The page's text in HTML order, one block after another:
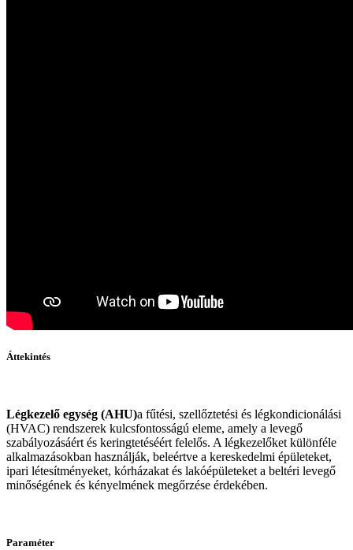
Áttekintés
Légkezelő egység (AHU)a fűtési, szellőztetési és légkondicionálási
(HVAC) rendszerek kulcsfontosságú eleme, amely a levegő
szabályozásáért és keringtetéséért felelős. A légkezelőket különféle
alkalmazásokban használják, beleértve a kereskedelmi épületeket,
ipari létesítményeket, kórházakat és lakóépületeket a beltéri levegő
minőségének és kényelmének megőrzése érdekében.
Paraméter